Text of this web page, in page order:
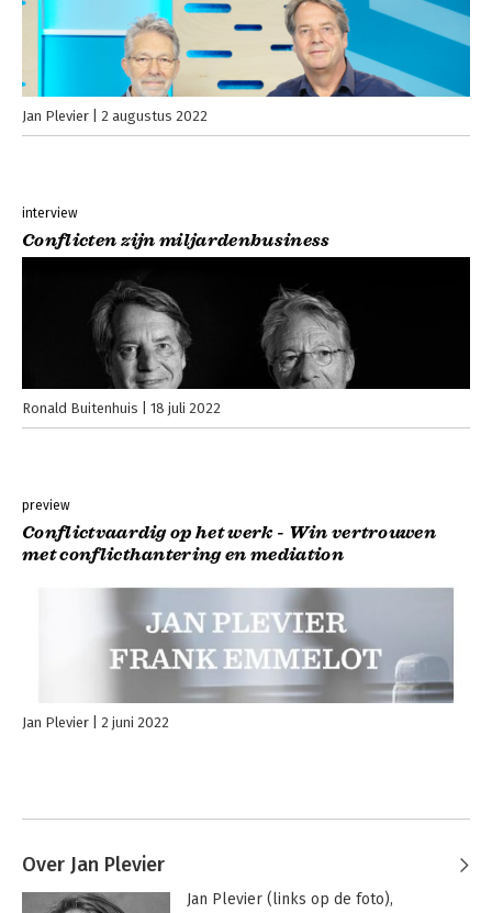
Jan Plevier 2 augustus 2022
interview
Conflicten zijn miljardenbusiness
Ronald Buitenhuis 18 juli 2022
preview
Conflictvaardig op het werk - Win vertrouwen
met conflicthantering en mediation
Jan Plevier 2 juni 2022
Over Jan Plevier
Jan Plevier (links op de foto),